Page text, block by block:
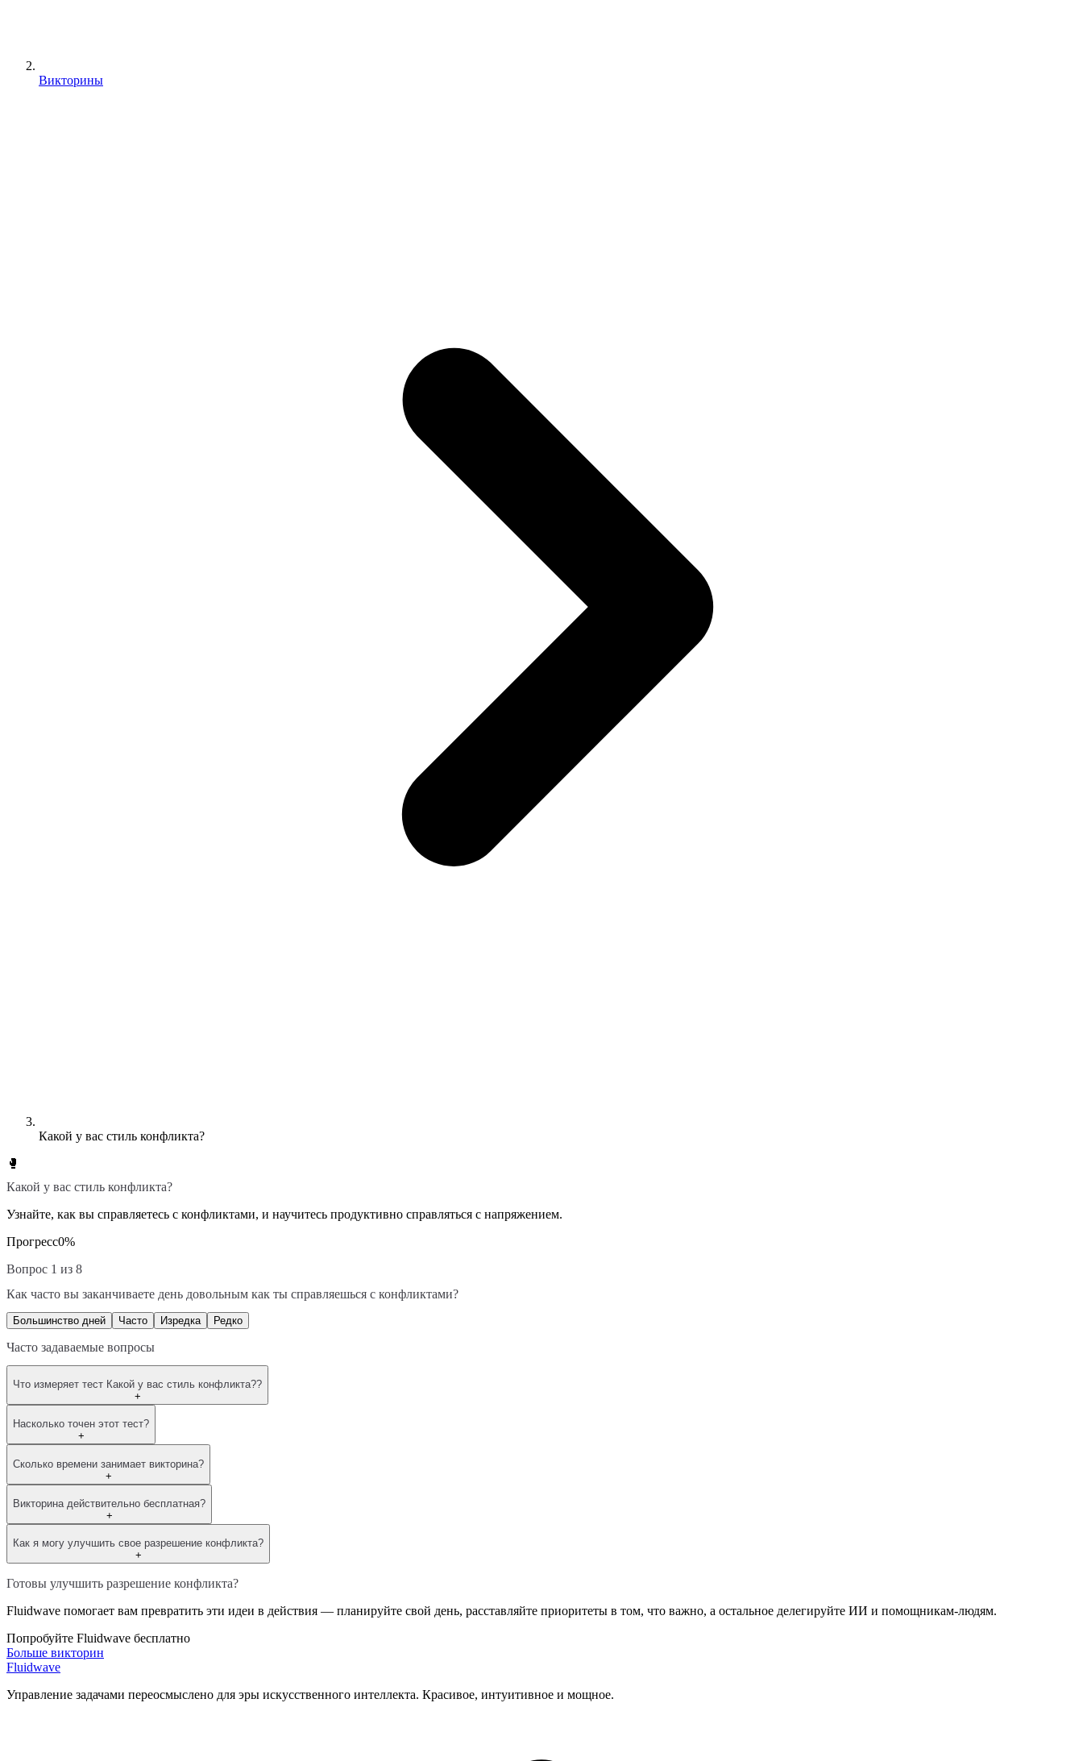
Викторины
Какой у вас стиль конфликта?
🥊
Какой у вас стиль конфликта?
Узнайте, как вы справляетесь с конфликтами, и научитесь продуктивно справляться с напряжением.
Прогресс0%
Вопрос 1 из 8
Как часто вы заканчиваете день довольным как ты справляешься с конфликтами?
Большинство дней Часто Изредка Редко
Часто задаваемые вопросы
Что измеряет тест Какой у вас стиль конфликта??
+
Насколько точен этот тест?
+
Сколько времени занимает викторина?
+
Викторина действительно бесплатная?
+
Как я могу улучшить свое разрешение конфликта?
+
Готовы улучшить разрешение конфликта?
Fluidwave помогает вам превратить эти идеи в действия — планируйте свой день, расставляйте приоритеты в том, что важно, а остальное делегируйте ИИ и помощникам-людям.
Попробуйте Fluidwave бесплатно
Больше викторин
Fluidwave
Управление задачами переосмыслено для эры искусственного интеллекта. Красивое, интуитивное и мощное.